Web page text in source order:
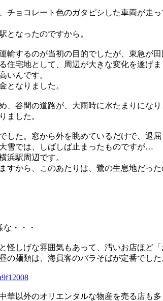
ョコレート色のガタピシした車両が走
となったのですから。
するのが当初の目的でしたが、東急が
宅地として、周辺が大きな変化を遂げま
いんです。
となりました。
谷間の道路が、大雨時に水たまりにな
ました。
た。窓から外を眺めているだけで、退
雪では、しばしば止まったものですが…
浜駅周辺です。
から、このあたりは、鷺の生息地だった
・・・
しげな雰囲気もあって、汚いお店ほど「
麺類は、海員客のバラそばが定番でした
華以外のオリエンタルな物産を売る店も